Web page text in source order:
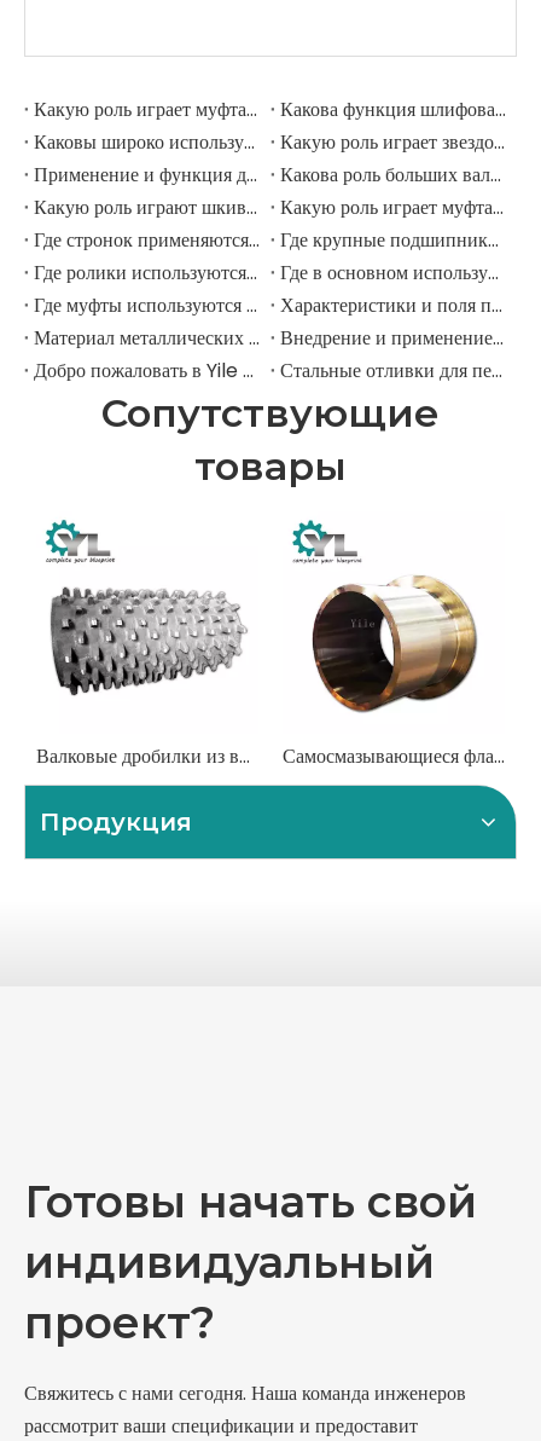
Какую роль играет муфта в шлифовальной мельнице?
Какова функция шлифовальных рулонов в мельнице шлифовации?
Каковы широко используемые аксессуары в шлифовальной мельнице?
Какую роль играет звездочка в горнодобывающем экскаваторе?
Применение и функция дорожных роликов в горнодобывающих экскаваторах
Какова роль больших валов в горнодобывающих экскаваторах?
Какую роль играют шкивы в крупных горнодобывающих экскаваторах?
Какую роль играет муфта в горнодобывающем экскаваторе?
Где стронок применяются в горнодобывающем оборудовании?
Где крупные подшипники применяются в механическом оборудовании?
Где ролики используются в крупномасштабном механическом оборудовании?
Где в основном используются промышленные шкивы?
Где муфты используются в промышленном поле?
Характеристики и поля применения шестерни для елочки
Материал металлических передач
Внедрение и применение прямозубых передач.
Добро пожаловать в Yile Machinery
Стальные отливки для передач
Сопутствующие
товары
Валковые дробилки из высокомарганцовистой стали Самосмазывающиеся фланцевые втулки с графитовой пробкой
Продукция
Готовы начать свой
индивидуальный
проект?
Свяжитесь с нами сегодня. Наша команда инженеров
рассмотрит ваши спецификации и предоставит